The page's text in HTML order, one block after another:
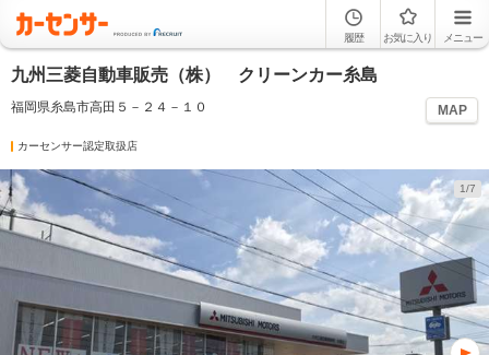
履歴 お気に入り メニュー
九州三菱自動車販売（株） クリーンカー糸島
福岡県糸島市高田５－２４－１０ MAP
カーセンサー認定取扱店
1/7